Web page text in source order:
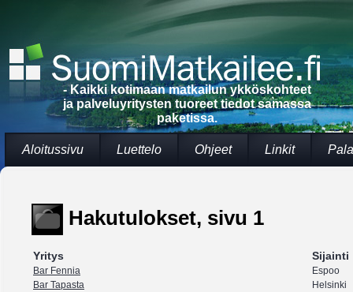
- Kaikki kotimaan matkailun ykköskohteet
ja palveluyritysten tuoreet tiedot samassa
paketissa.
Aloitussivu Luettelo Ohjeet Linkit
Hakutulokset, sivu 1
Yritys Sijainti
Bar Fennia
Espoo
Bar Tapasta
Helsinki